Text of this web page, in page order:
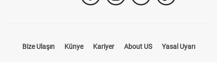
Bize Ulaşın Künye Kariyer About US Yasal Uyarı